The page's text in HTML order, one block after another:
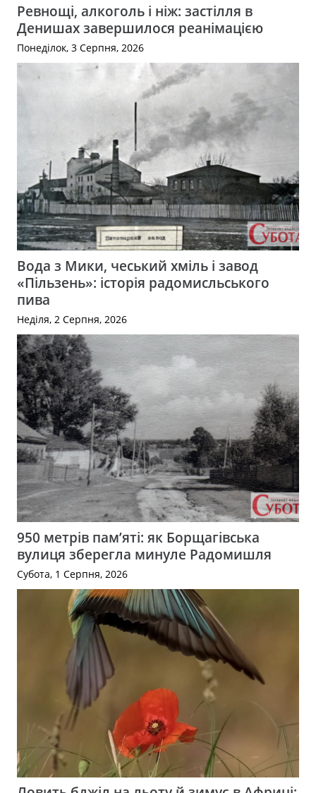
Ревнощі, алкоголь і ніж: застілля в
Денишах завершилося реанімацією
Понеділок, 3 Серпня, 2026
Вода з Мики, чеський хміль і завод
«Пільзень»: історія радомисльського
пива
Неділя, 2 Серпня, 2026
950 метрів пам’яті: як Борщагівська
вулиця зберегла минуле Радомишля
Субота, 1 Серпня, 2026